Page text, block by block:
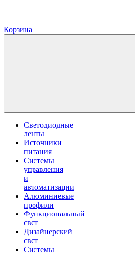
Корзина
Светодиодные
ленты
Источники
питания
Системы
управления
и
автоматизации
Алюминиевые
профили
Функциональный
свет
Дизайнерский
свет
Системы